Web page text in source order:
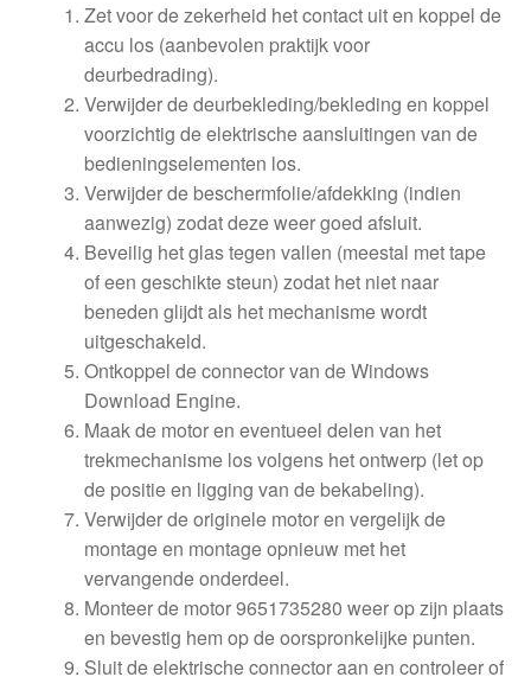
Zet voor de zekerheid het contact uit en koppel de
accu los (aanbevolen praktijk voor
deurbedrading).
Verwijder de deurbekleding/bekleding en koppel
voorzichtig de elektrische aansluitingen van de
bedieningselementen los.
Verwijder de beschermfolie/afdekking (indien
aanwezig) zodat deze weer goed afsluit.
Beveilig het glas tegen vallen (meestal met tape
of een geschikte steun) zodat het niet naar
beneden glijdt als het mechanisme wordt
uitgeschakeld.
Ontkoppel de connector van de Windows
Download Engine.
Maak de motor en eventueel delen van het
trekmechanisme los volgens het ontwerp (let op
de positie en ligging van de bekabeling).
Verwijder de originele motor en vergelijk de
montage en montage opnieuw met het
vervangende onderdeel.
Monteer de motor 9651735280 weer op zijn plaats
en bevestig hem op de oorspronkelijke punten.
Sluit de elektrische connector aan en controleer of